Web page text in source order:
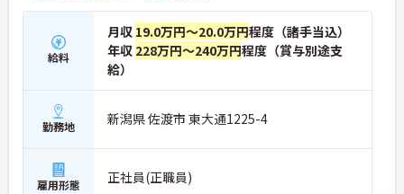
「なりたい姿」を応援し、成長をバックアップする
体制が整っています。
給料
月収 19.0万円～20.0万円程度（諸手当込）
年収 228万円～240万円程度（賞与別途支
給）
勤務地 新潟県 佐渡市 東大通1225-4
雇用形態 正社員(正職員)